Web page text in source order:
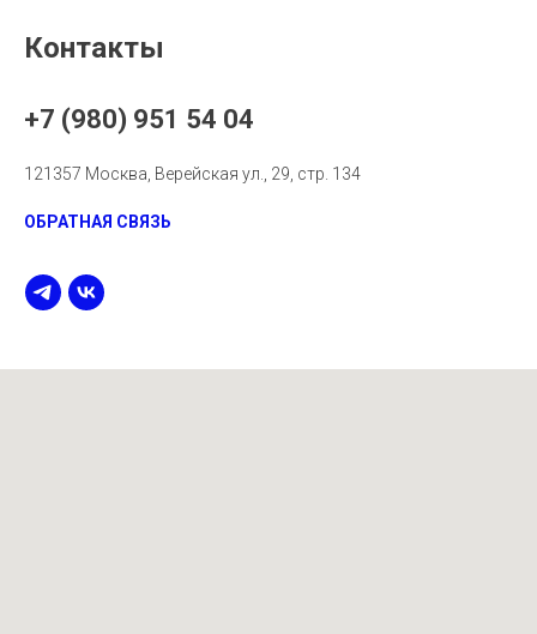
Контакты
+7 (980) 951 54 04
121357 Москва, Верейская ул., 29, стр. 134
ОБРАТНАЯ СВЯЗЬ